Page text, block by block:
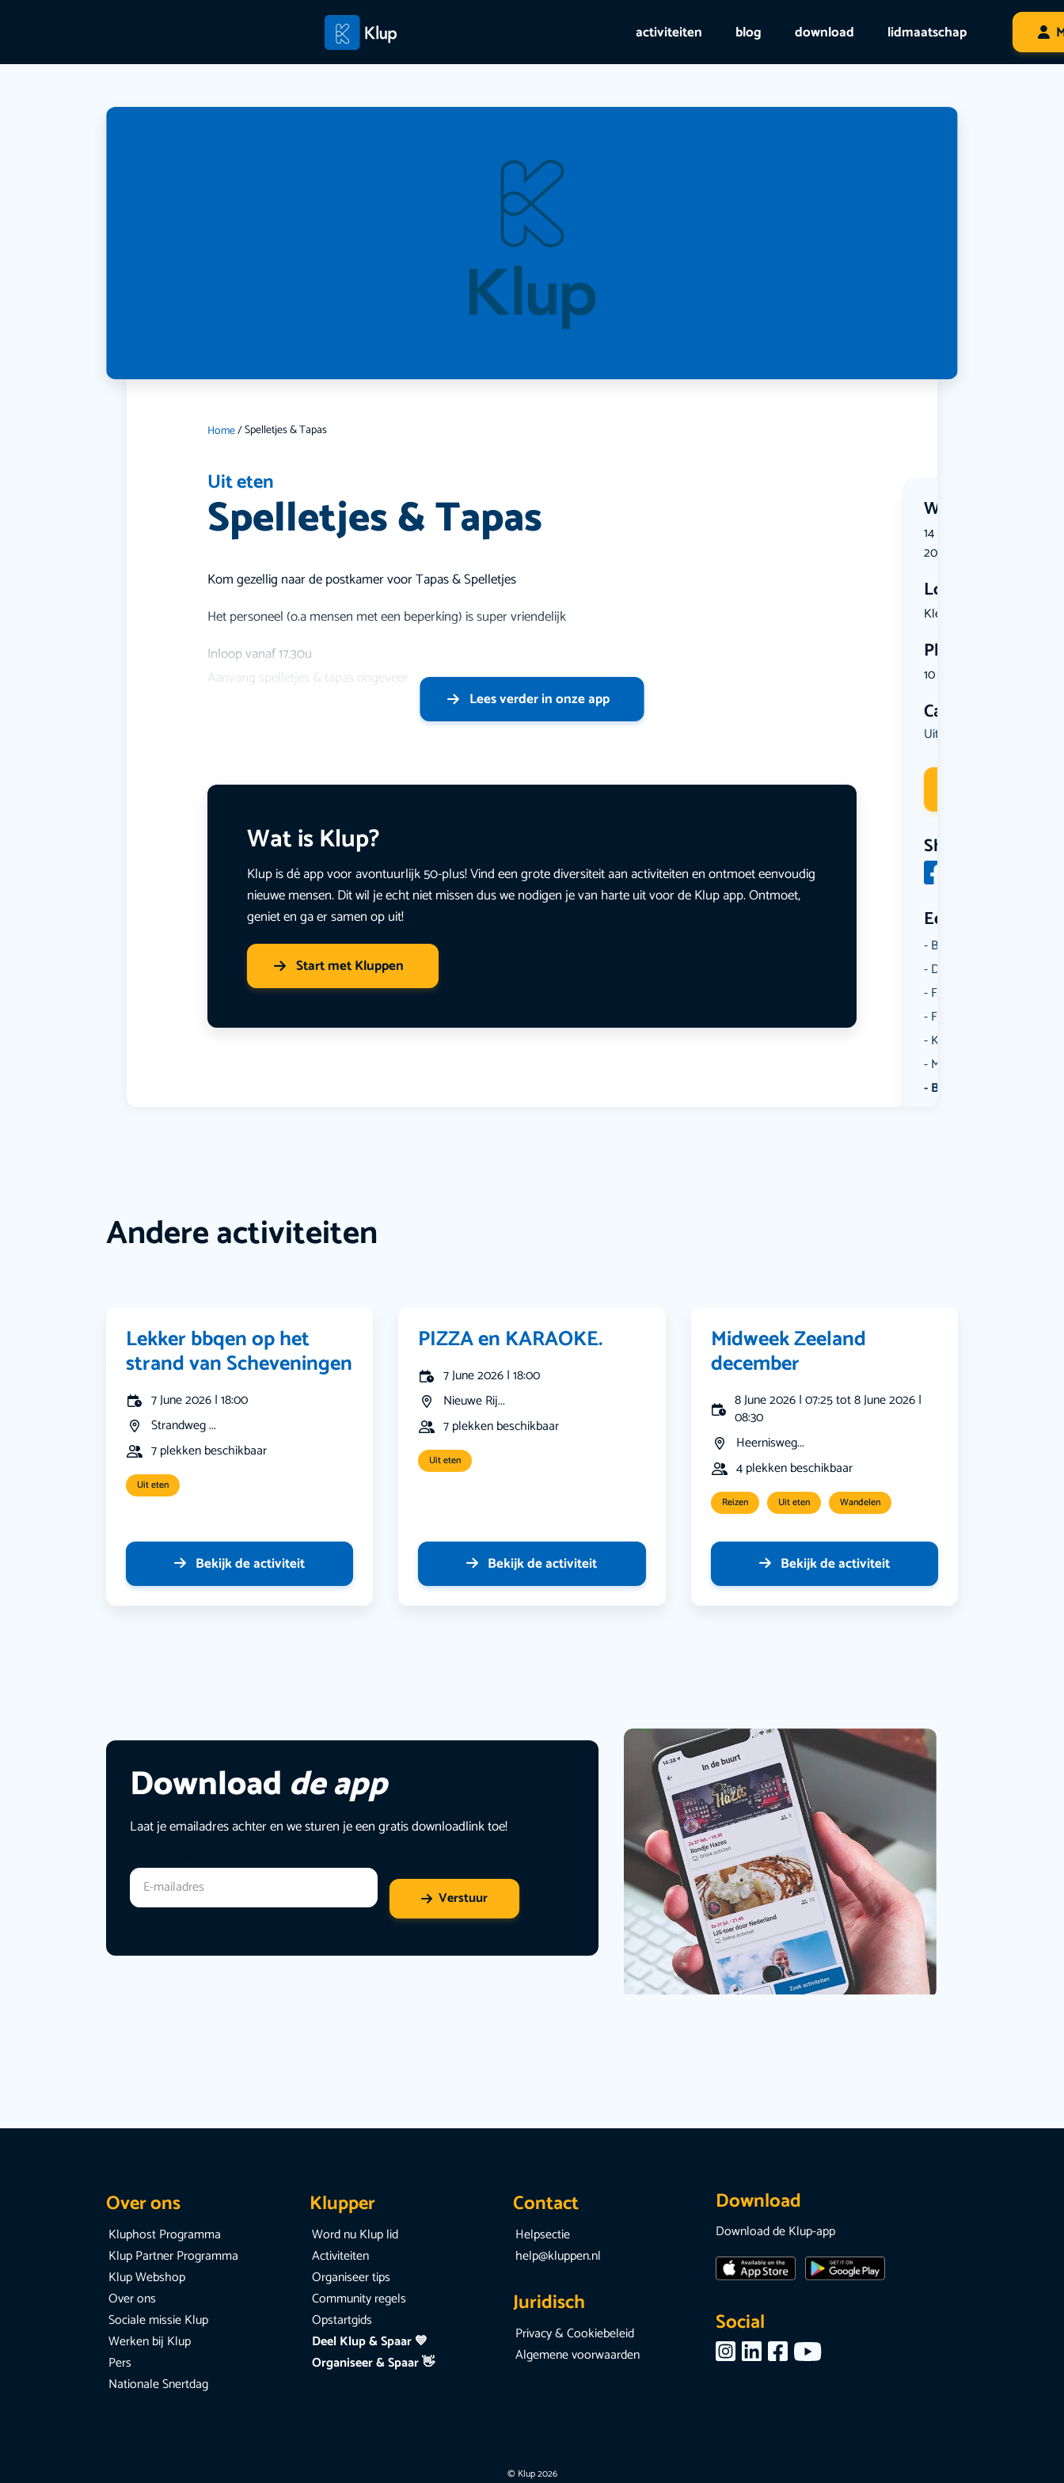
activiteiten blog download lidmaatschap
Home/Spelletjes & Tapas
Uit eten
Spelletjes & Tapas Wanneer?
14 August 2026 | 17:30 tot
2026 | 20:30
Locatie
Kleterstra...
Plekken
10 plekken beschikbaar
Categorie
Uit eten
Share
Een aantal
Borrelen
Dansen
Fietsen
Film
Kunst & Cultuur
Muziek
Bekijk alle categorieën
Kom gezellig naar de postkamer voor Tapas & Spelletjes
Het personeel (o.a mensen met een beperking) is super vriendelijk
Inloop vanaf 17.30u
Aanvang spelletjes & tapas ongeveer
Lees verder in onze app
Wat is Klup?
Klup is dé app voor avontuurlijk 50-plus! Vind een grote diversiteit aan activiteiten en ontmoet eenvoudig
nieuwe mensen. Dit wil je echt niet missen dus we nodigen je van harte uit voor de Klup app. Ontmoet,
geniet en ga er samen op uit!
Start met Kluppen
Andere activiteiten
Lekker bbqen op het
strand van Scheveningen
7 June 2026 | 18:00
Strandweg ...
7 plekken beschikbaar
Uit eten
Bekijk de activiteit
PIZZA en KARAOKE.
7 June 2026 | 18:00
Nieuwe Rij...
7 plekken beschikbaar
Uit eten
Bekijk de activiteit
Midweek Zeeland
december
8 June 2026 | 07:25 tot 8 June 2026 |
08:30
Heernisweg...
4 plekken beschikbaar
Reizen Uit eten Wandelen
Bekijk de activiteit
Download de app
Laat je emailadres achter en we sturen je een gratis downloadlink toe!
Verstuur
Over ons
Kluphost Programma
Klup Partner Programma
Klup Webshop
Over ons
Sociale missie Klup
Werken bij Klup
Pers
Nationale Snertdag
Klupper
Word nu Klup lid
Activiteiten
Organiseer tips
Community regels
Opstartgids
Deel Klup & Spaar 💙
Organiseer & Spaar 👋
Contact
Helpsectie
help@kluppen.nl
Juridisch
Privacy & Cookiebeleid
Algemene voorwaarden
Download
Download de Klup-app
Social
© Klup 2026